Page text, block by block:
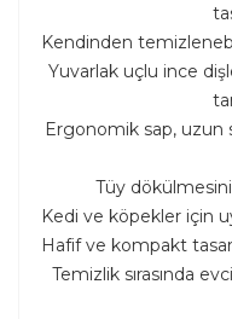
Kendinden
Yuvarlak uçlu ince
Ergonomik sap, uzun
Tüy
Kedi ve köpekler için
Hafif ve kompakt
Temizlik sırasında